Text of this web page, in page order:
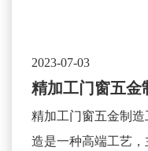
2023-07-03
精加工门窗五金
精加工门窗五金制造
造是一种高端工艺